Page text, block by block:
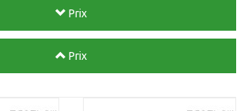
Prix
Prix